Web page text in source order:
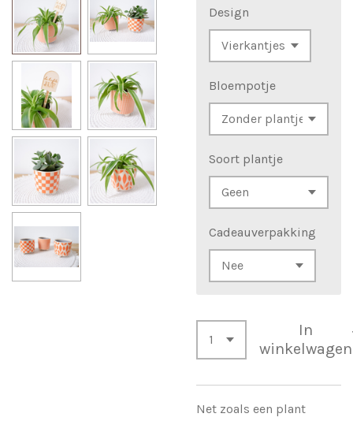
Design
Bloempotje
Soort plantje
Cadeauverpakking
In
winkelwagen
Net zoals een plant